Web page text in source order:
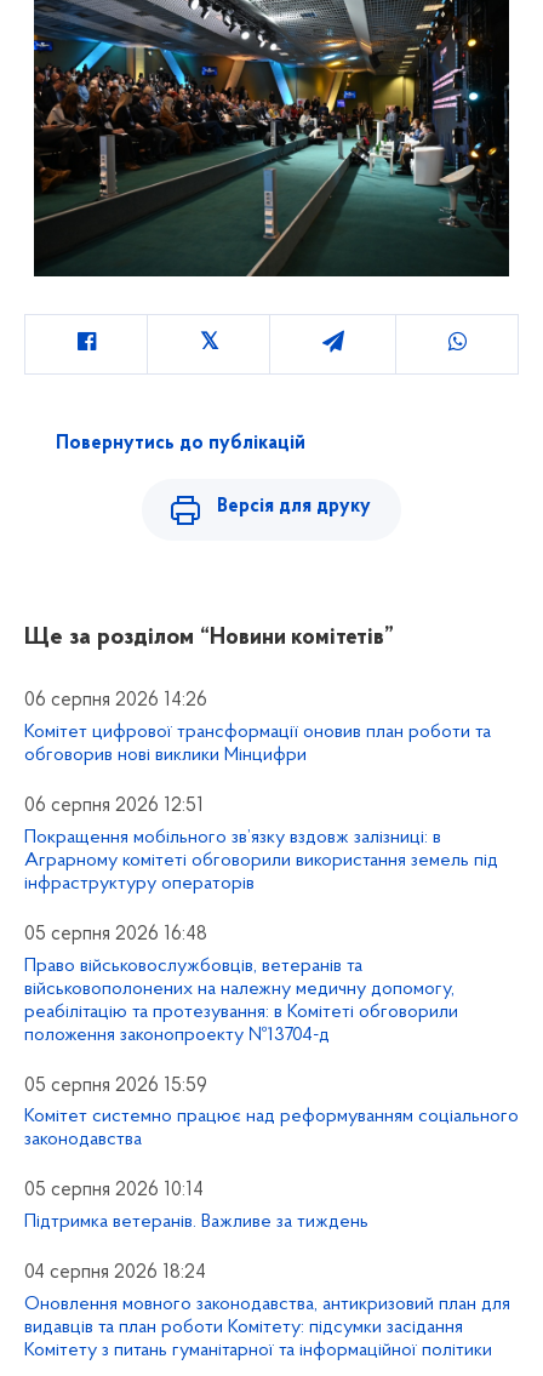
Повернутись до публікацій
Версія для друку
Ще за розділом “Новини комітетів”
06 серпня 2026 14:26
Комітет цифрової трансформації оновив план роботи та
обговорив нові виклики Мінцифри
06 серпня 2026 12:51
Покращення мобільного зв’язку вздовж залізниці: в
Аграрному комітеті обговорили використання земель під
інфраструктуру операторів
05 серпня 2026 16:48
Право військовослужбовців, ветеранів та
військовополонених на належну медичну допомогу,
реабілітацію та протезування: в Комітеті обговорили
положення законопроекту №13704-д
05 серпня 2026 15:59
Комітет системно працює над реформуванням соціального
законодавства
05 серпня 2026 10:14
Підтримка ветеранів. Важливе за тиждень
04 серпня 2026 18:24
Оновлення мовного законодавства, антикризовий план для
видавців та план роботи Комітету: підсумки засідання
Комітету з питань гуманітарної та інформаційної політики